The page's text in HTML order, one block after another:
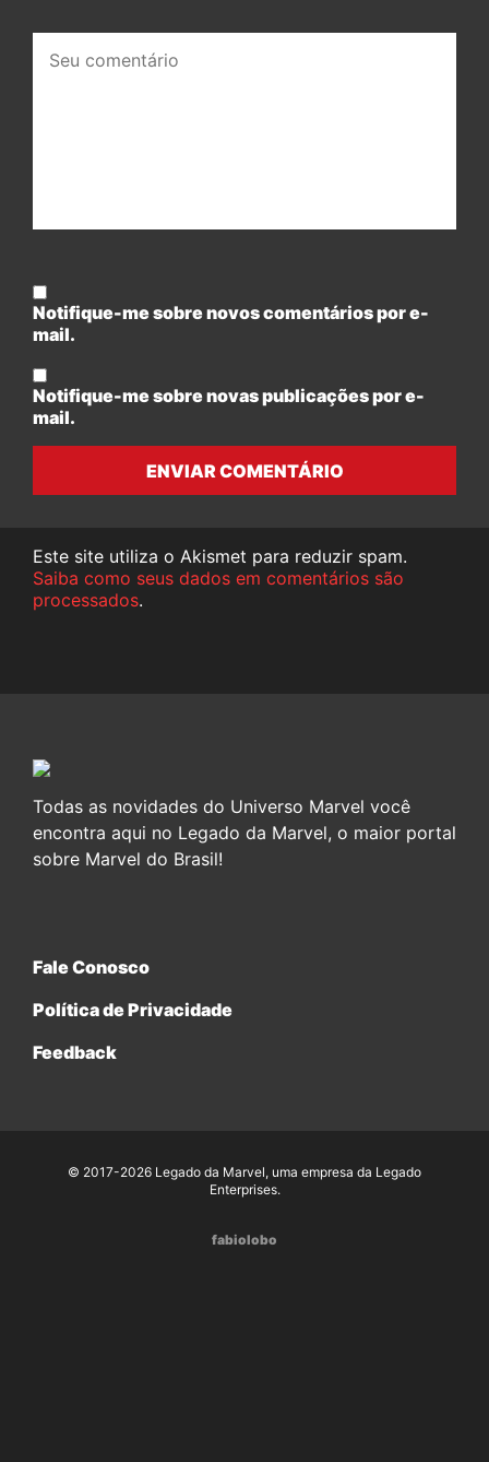
comentário:
Notifique-me sobre novos comentários por e-
mail.
Notifique-me sobre novas publicações por e-
mail.
ENVIAR COMENTÁRIO
Este site utiliza o Akismet para reduzir spam.
Saiba como seus dados em comentários são
processados.
Todas as novidades do Universo Marvel você
encontra aqui no Legado da Marvel, o maior portal
sobre Marvel do Brasil!
Fale Conosco
Política de Privacidade
Feedback
© 2017-2026 Legado da Marvel, uma empresa da Legado
Enterprises.
fabiolobo